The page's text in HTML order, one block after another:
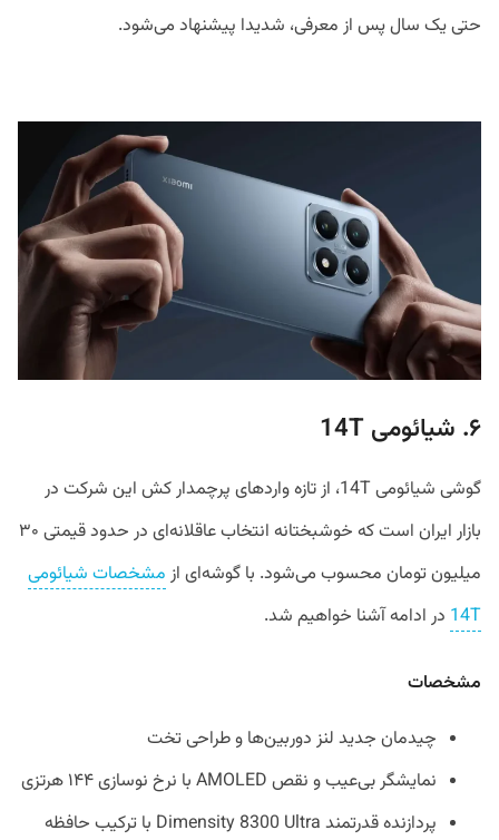
حتی یک سال پس از معرفی، شدیدا پیشنهاد می‌شود.
۶. شیائومی 14T
گوشی شیائومی 14T، از تازه وارد‌های پرچمدار کش این شرکت در
بازار ایران است که خوشبختانه انتخاب عاقلانه‌ای در حدود قیمتی ۳۰
میلیون تومان محسوب می‌شود. با گوشه‌ای از مشخصات شیائومی
14T در ادامه آشنا خواهیم شد.
مشخصات
چیدمان جدید لنز دوربین‌ها و طراحی تخت
نمایشگر بی‌عیب و نقص AMOLED با نرخ نوسازی ۱۴۴ هرتزی
پردازنده قدرتمند Dimensity 8300 Ultra با ترکیب حافظه